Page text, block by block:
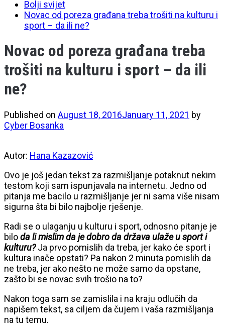
Bolji svijet
Novac od poreza građana treba trošiti na kulturu i
sport – da ili ne?
Novac od poreza građana treba
trošiti na kulturu i sport – da ili
ne?
Published on August 18, 2016January 11, 2021 by
Cyber Bosanka
Autor: Hana Kazazović
Ovo je još jedan tekst za razmišljanje potaknut nekim
testom koji sam ispunjavala na internetu. Jedno od
pitanja me bacilo u razmišljanje jer ni sama više nisam
sigurna šta bi bilo najbolje rješenje.
Radi se o ulaganju u kulturu i sport, odnosno pitanje je
biloda li mislim da je dobro da država ulaže u sport i
kulturu?Ja prvo pomislih da treba, jer kako će sport i
kultura inače opstati? Pa nakon 2 minuta pomislih da
ne treba, jer ako nešto ne može samo da opstane,
zašto bi se novac svih trošio na to?
Nakon toga sam se zamislila i na kraju odlučih da
napišem tekst, sa ciljem da čujem i vaša razmišljanja
na tu temu.